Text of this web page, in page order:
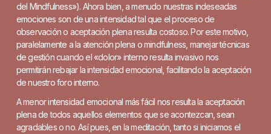
del Mindfulness»). Ahora bien, a menudo nuestras indeseadas
emociones son de una intensidad tal que el proceso de
observación o aceptación plena resulta costoso. Por este motivo,
paralelamente a la atención plena o mindfulness, manejar técnicas
de gestión cuando el «dolor» interno resulta invasivo nos
permitirán rebajar la intensidad emocional, facilitando la aceptación
de nuestro foro interno.
A menor intensidad emocional más fácil nos resulta la aceptación
plena de todos aquellos elementos que se acontezcan, sean
agradables o no. Así pues, en lameditación, tanto si iniciamos el